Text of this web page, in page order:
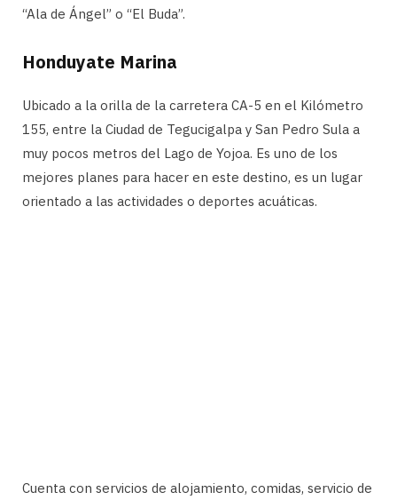
“Ala de Ángel” o “El Buda”.
Honduyate Marina
Ubicado a la orilla de la carretera CA-5 en el Kilómetro
155, entre la Ciudad de Tegucigalpa y San Pedro Sula a
muy pocos metros del Lago de Yojoa. Es uno de los
mejores planes para hacer en este destino, es un lugar
orientado a las actividades o deportes acuáticas.
Cuenta con servicios de alojamiento, comidas, servicio de